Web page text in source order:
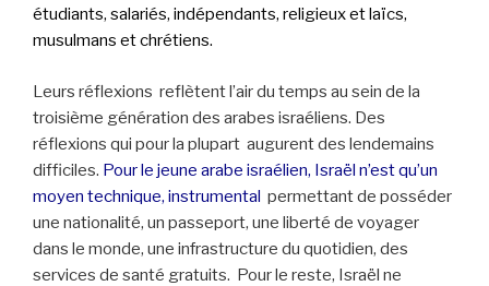
étudiants, salariés, indépendants, religieux et laïcs,
musulmans et chrétiens.
Leurs réflexions reflètent l’air du temps au sein de la
troisième génération des arabes israéliens. Des
réflexions qui pour la plupart augurent des lendemains
difficiles. Pour le jeune arabe israélien, Israël n’est qu’un
moyen technique, instrumental permettant de posséder
une nationalité, un passeport, une liberté de voyager
dans le monde, une infrastructure du quotidien, des
services de santé gratuits. Pour le reste, Israël ne